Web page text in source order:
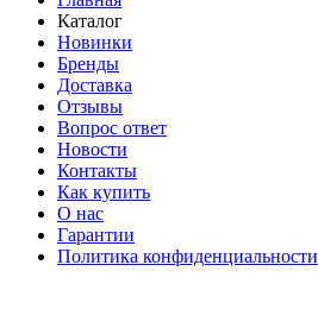
Каталог
Новинки
Бренды
Доставка
Отзывы
Вопрос ответ
Новости
Контакты
Как купить
О нас
Гарантии
Политика конфиденциальности